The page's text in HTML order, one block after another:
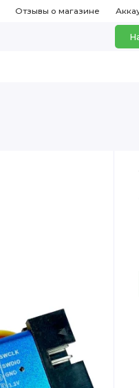
Отзывы о магазине